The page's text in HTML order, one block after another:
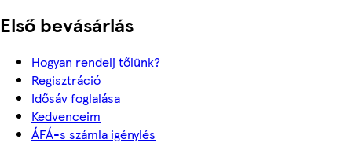
Első bevásárlás
Hogyan rendelj tőlünk?
Regisztráció
Idősáv foglalása
Kedvenceim
ÁFÁ-s számla igénylés